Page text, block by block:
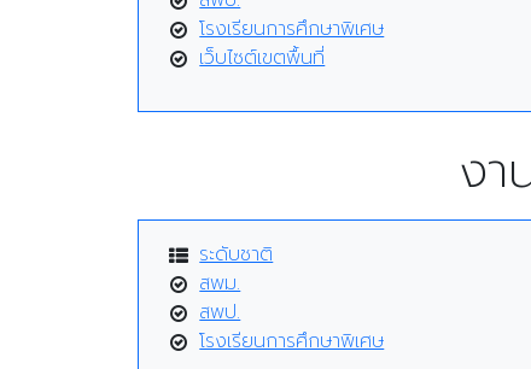
โรงเรียนการศึกษาพิเศษ
เว็บไซต์เขตพื้นที่
งา
ระดับชาติ
สพม.
สพป.
โรงเรียนการศึกษาพิเศษ